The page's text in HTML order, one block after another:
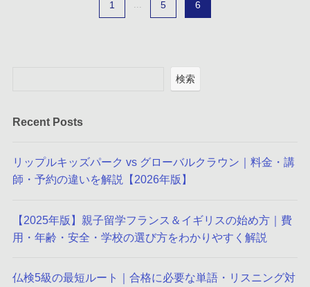
1 ... 5 6
検索
Recent Posts
リップルキッズパーク vs グローバルクラウン｜料金・講
師・予約の違いを解説【2026年版】
【2025年版】親子留学フランス＆イギリスの始め方｜費
用・年齢・安全・学校の選び方をわかりやすく解説
仏検5級の最短ルート｜合格に必要な単語・リスニング対